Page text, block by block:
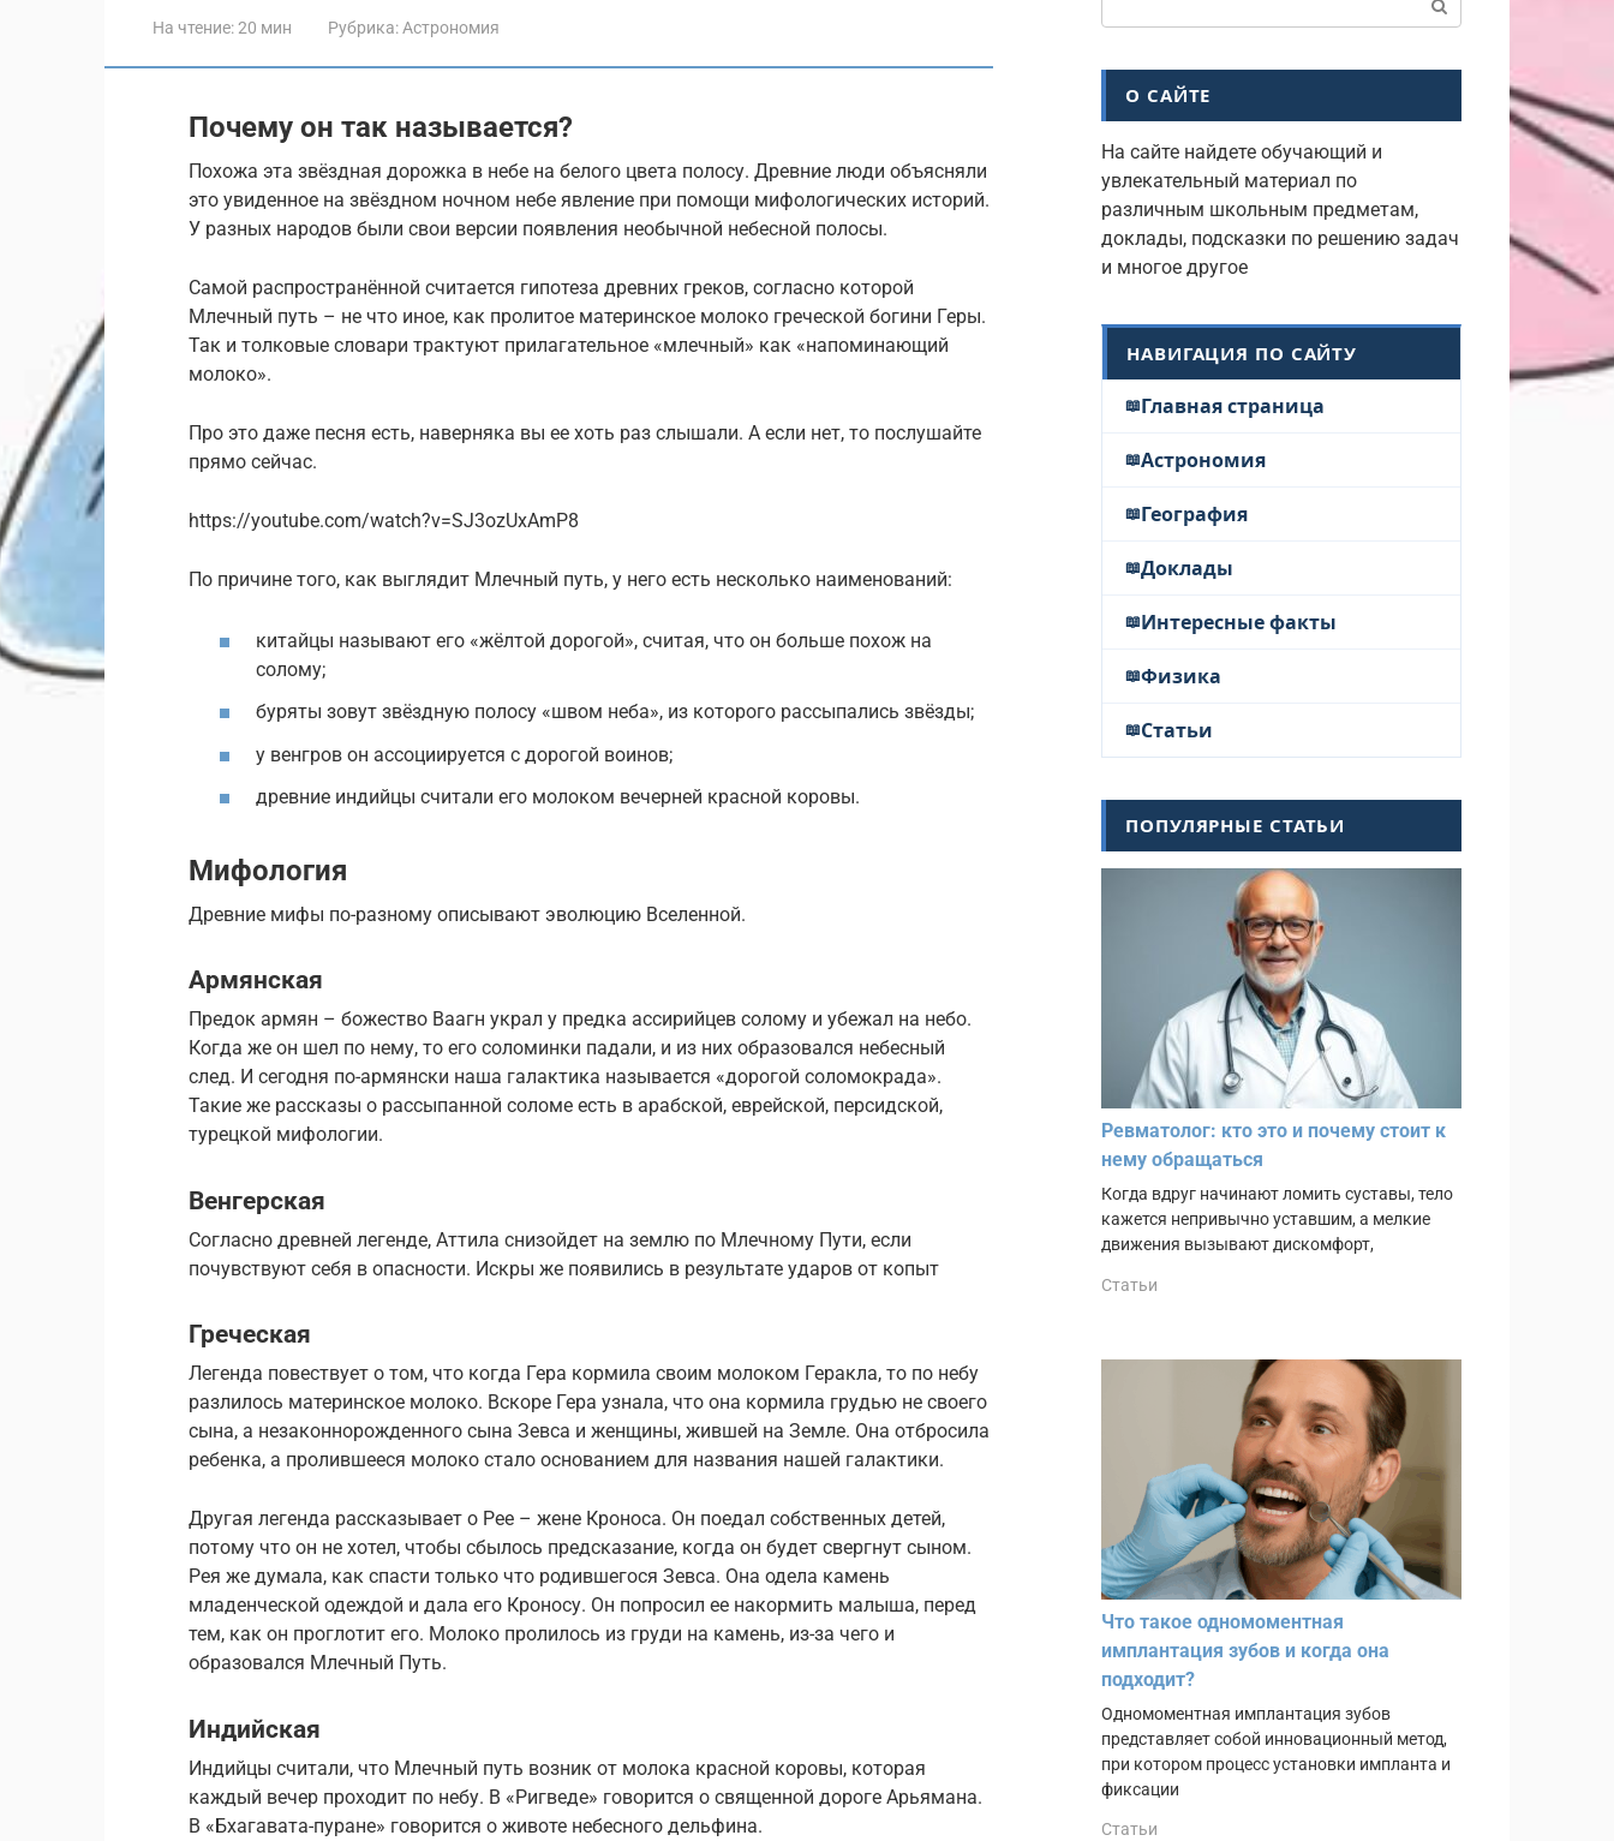
На чтение:20 мин Рубрика: Астрономия
Почему он так называется?
Похожа эта звёздная дорожка в небе на белого цвета полосу. Древние люди объясняли
это увиденное на звёздном ночном небе явление при помощи мифологических историй.
У разных народов были свои версии появления необычной небесной полосы.
Самой распространённой считается гипотеза древних греков, согласно которой
Млечный путь – не что иное, как пролитое материнское молоко греческой богини Геры.
Так и толковые словари трактуют прилагательное «млечный» как «напоминающий
молоко».
Про это даже песня есть, наверняка вы ее хоть раз слышали. А если нет, то послушайте
прямо сейчас.
https://youtube.com/watch?v=SJ3ozUxAmP8
По причине того, как выглядит Млечный путь, у него есть несколько наименований:
китайцы называют его «жёлтой дорогой», считая, что он больше похож на
солому;
буряты зовут звёздную полосу «швом неба», из которого рассыпались звёзды;
у венгров он ассоциируется с дорогой воинов;
древние индийцы считали его молоком вечерней красной коровы.
Мифология
Древние мифы по-разному описывают эволюцию Вселенной.
Армянская
Предок армян – божество Ваагн украл у предка ассирийцев солому и убежал на небо.
Когда же он шел по нему, то его соломинки падали, и из них образовался небесный
след. И сегодня по-армянски наша галактика называется «дорогой соломокрада».
Такие же рассказы о рассыпанной соломе есть в арабской, еврейской, персидской,
турецкой мифологии.
Венгерская
Согласно древней легенде, Аттила снизойдет на землю по Млечному Пути, если
почувствуют себя в опасности. Искры же появились в результате ударов от копыт
Греческая
Легенда повествует о том, что когда Гера кормила своим молоком Геракла, то по небу
разлилось материнское молоко. Вскоре Гера узнала, что она кормила грудью не своего
сына, а незаконнорожденного сына Зевса и женщины, жившей на Земле. Она отбросила
ребенка, а пролившееся молоко стало основанием для названия нашей галактики.
Другая легенда рассказывает о Рее – жене Кроноса. Он поедал собственных детей,
потому что он не хотел, чтобы сбылось предсказание, когда он будет свергнут сыном.
Рея же думала, как спасти только что родившегося Зевса. Она одела камень
младенческой одеждой и дала его Кроносу. Он попросил ее накормить малыша, перед
тем, как он проглотит его. Молоко пролилось из груди на камень, из-за чего и
образовался Млечный Путь.
Индийская
Индийцы считали, что Млечный путь возник от молока красной коровы, которая
каждый вечер проходит по небу. В «Ригведе» говорится о священной дороге Арьямана.
В «Бхагавата-пуране» говорится о животе небесного дельфина.
О САЙТЕ
На сайте найдете обучающий и
увлекательный материал по
различным школьным предметам,
доклады, подсказки по решению задач
и многое другое
НАВИГАЦИЯ ПО САЙТУ
Главная страница
Астрономия
География
Доклады
Интересные факты
Физика
Статьи
ПОПУЛЯРНЫЕ СТАТЬИ
Ревматолог: кто это и почему стоит к
нему обращаться
Когда вдруг начинают ломить суставы, тело
кажется непривычно уставшим, а мелкие
движения вызывают дискомфорт,
Статьи
Что такое одномоментная
имплантация зубов и когда она
подходит?
Одномоментная имплантация зубов
представляет собой инновационный метод,
при котором процесс установки импланта и
фиксации
Статьи